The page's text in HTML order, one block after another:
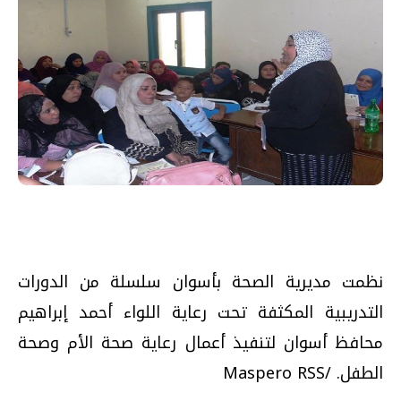
نظمت مديرية الصحة بأسوان سلسلة من الدورات
التدريبية المكثفة تحت رعاية اللواء أحمد إبراهيم
محافظ أسوان لتنفيذ أعمال رعاية صحة الأم وصحة
الطفل. /Maspero RSS